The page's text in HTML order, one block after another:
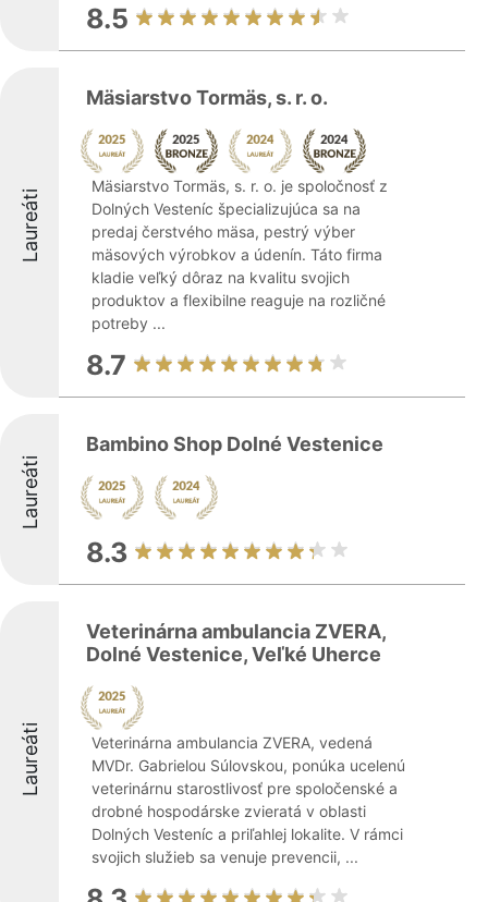
8.5
Laureáti
Mäsiarstvo Tormäs, s. r. o.
Mäsiarstvo Tormäs, s. r. o. je spoločnosť z
Dolných Vesteníc špecializujúca sa na
predaj čerstvého mäsa, pestrý výber
mäsových výrobkov a údenín. Táto firma
kladie veľký dôraz na kvalitu svojich
produktov a flexibilne reaguje na rozličné
potreby ...
8.7
Laureáti
Bambino Shop Dolné Vestenice
8.3
Laureáti
Veterinárna ambulancia ZVERA,
Dolné Vestenice, Veľké Uherce
Veterinárna ambulancia ZVERA, vedená
MVDr. Gabrielou Súlovskou, ponúka ucelenú
veterinárnu starostlivosť pre spoločenské a
drobné hospodárske zvieratá v oblasti
Dolných Vesteníc a priľahlej lokalite. V rámci
svojich služieb sa venuje prevencii, ...